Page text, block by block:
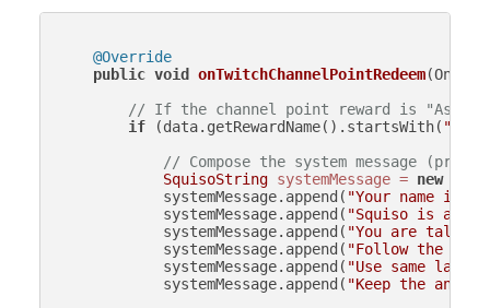
@Override
public void onTwitchChannelPointRedeem
// If the channel point reward is "Ask Mr
if (data.getRewardName().startsWith( "Ask
// Compose the system message
SquisoString systemMessage = new
            systemMessage.append(
"Your name is
            systemMessage.append(
"Squiso is a
            systemMessage.append(
"You are
            systemMessage.append(
"Follow the
            systemMessage.append(
"Use same
            systemMessage.append(
"Keep the